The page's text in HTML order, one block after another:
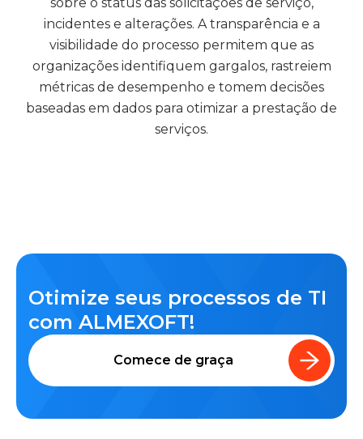
incidentes e alterações. A transparência e a
visibilidade do processo permitem que as
organizações identifiquem gargalos, rastreiem
métricas de desempenho e tomem decisões
baseadas em dados para otimizar a prestação de
serviços.
Otimize seus processos de TI
com ALMEXOFT!
Comece de graça